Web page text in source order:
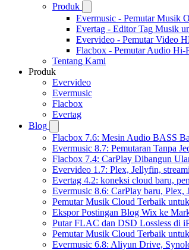
Produk
Evermusic - Pemutar Musik
Evertag - Editor Tag Musik
Evervideo - Pemutar Video
Flacbox - Pemutar Audio Hi-
Tentang Kami
Produk
Evervideo
Evermusic
Flacbox
Evertag
Blog
Flacbox 7.6: Mesin Audio BASS
Evermusic 8.7: Pemutaran Tanpa
Flacbox 7.4: CarPlay Dibangun
Evervideo 1.7: Plex, Jellyfin,
Evertag 4.2: koneksi cloud baru,
Evermusic 8.6: CarPlay baru,
Pemutar Musik Cloud Terbaik
Ekspor Postingan Blog Wix ke
Putar FLAC dan DSD Lossless di
Pemutar Musik Cloud Terbaik
Evermusic 6.8: Aliyun Drive,